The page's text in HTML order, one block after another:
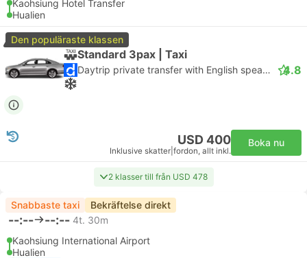
Kaohsiung Hotel Transfer
Hualien
Den populäraste klassen
Standard 3pax | Taxi
Daytrip private transfer with English speaking driver 4.8
USD 400
Inklusive skatter fordon, allt inkl.
Boka nu
2 klasser till från USD 478
Snabbaste taxi Bekräftelse direkt
--:-- --:-- 4t. 30m
Kaohsiung International Airport
Hualien